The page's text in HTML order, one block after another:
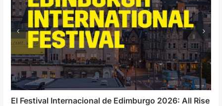
El Festival Internacional de Edimburgo 2026: All Rise